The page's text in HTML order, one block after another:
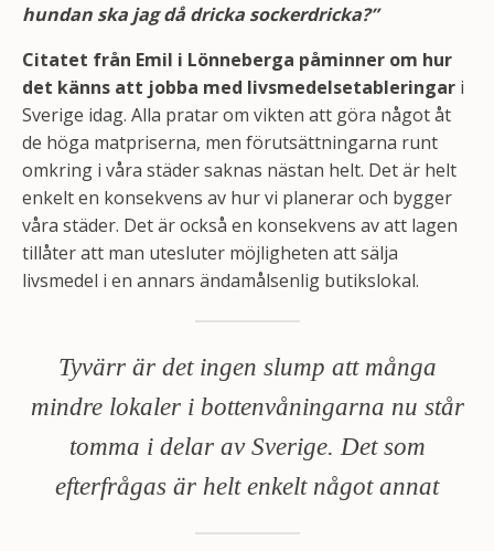
hundan ska jag då dricka sockerdricka?”
Citatet från Emil i Lönneberga påminner om hur
det känns att jobba med livsmedelsetableringar i
Sverige idag. Alla pratar om vikten att göra något åt
de höga matpriserna, men förutsättningarna runt
omkring i våra städer saknas nästan helt. Det är helt
enkelt en konsekvens av hur vi planerar och bygger
våra städer. Det är också en konsekvens av att lagen
tillåter att man utesluter möjligheten att sälja
livsmedel i en annars ändamålsenlig butikslokal.
Tyvärr är det ingen slump att många
mindre lokaler i bottenvåningarna nu står
tomma i delar av Sverige. Det som
efterfrågas är helt enkelt något annat